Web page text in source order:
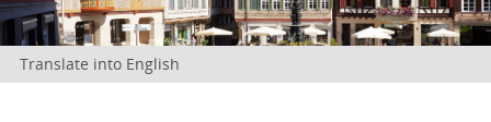
Translate into English